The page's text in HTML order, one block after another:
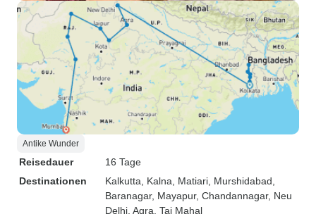
Antike Wunder
Reisedauer
16 Tage
Destinationen
Kalkutta , Kalna , Matiari , Murshidabad
Baranagar, Mayapur, Chandannagar, Neu
Delhi , Agra , Taj Mahal